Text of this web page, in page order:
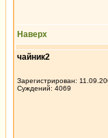
Наверх
чайник2
Зарегистрирован:
Суждений: 4069